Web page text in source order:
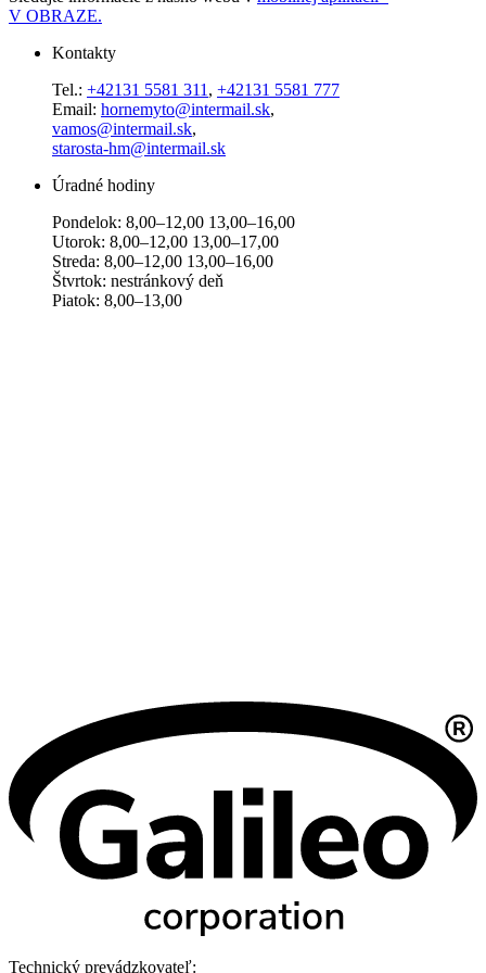
V OBRAZE.
Kontakty
Tel.: +42131 5581 311 , +42131 5581 777
Email: hornemyto@intermail.sk,
vamos@intermail.sk,
starosta-hm@intermail.sk
Úradné hodiny
Pondelok: 8,00–12,00 13,00–16,00
Utorok: 8,00–12,00 13,00–17,00
Streda: 8,00–12,00 13,00–16,00
Štvrtok: nestránkový deň
Piatok: 8,00–13,00
Technický prevádzkovateľ: